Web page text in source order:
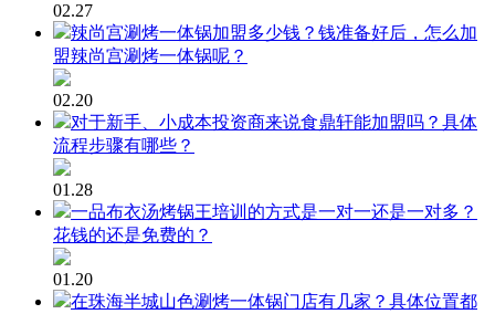
02.27
辣尚宫涮烤一体锅加盟多少钱？钱准备好后，怎么加
盟辣尚宫涮烤一体锅呢？
02.20
对于新手、小成本投资商来说食鼎轩能加盟吗？具体
流程步骤有哪些？
01.28
一品布衣汤烤锅王培训的方式是一对一还是一对多？
花钱的还是免费的？
01.20
在珠海半城山色涮烤一体锅门店有几家？具体位置都